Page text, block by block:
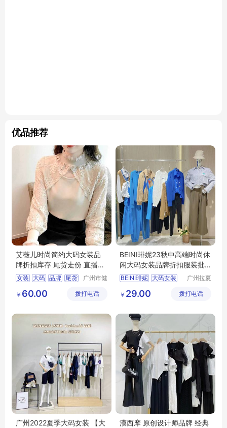
优品推荐
艾薇儿时尚简约大码女装品
牌折扣库存 尾货走份 直播拿
货服装市场
女装 大码 品牌 尾货
广州市健
限公司
￥ 60.00 拨打电话
BEINI琲妮23秋中高端时尚休
闲大码女装品牌折扣服装批
发直播实体
BEINI琲妮 大码女装
服装批发
广州拉夏
商行
￥ 29.00 拨打电话
广州2022夏季大码女装 【大
漠西摩 原创设计师品牌 经典